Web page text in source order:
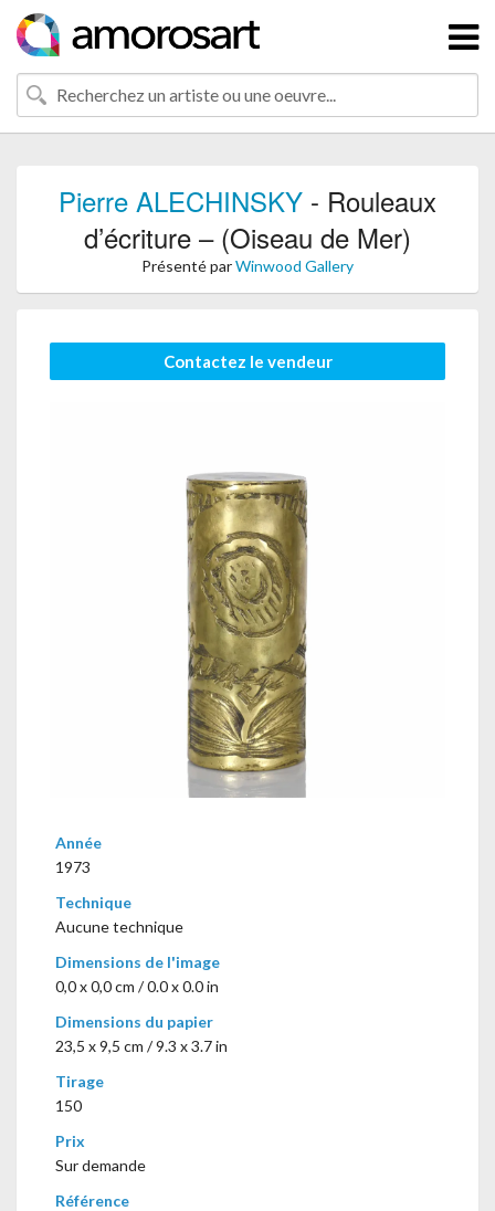
Pierre ALECHINSKY - Rouleaux
d’écriture – (Oiseau de Mer)
Présenté parWinwood Gallery
Contactez le vendeur
Année
1973
Technique
Aucune technique
Dimensions de l'image
0,0 x 0,0 cm / 0.0 x 0.0 in
Dimensions du papier
23,5 x 9,5 cm / 9.3 x 3.7 in
Tirage
150
Prix
Sur demande
Référence